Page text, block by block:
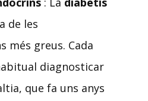
de les
més greus. Cada
diagnosticar
que fa uns anys